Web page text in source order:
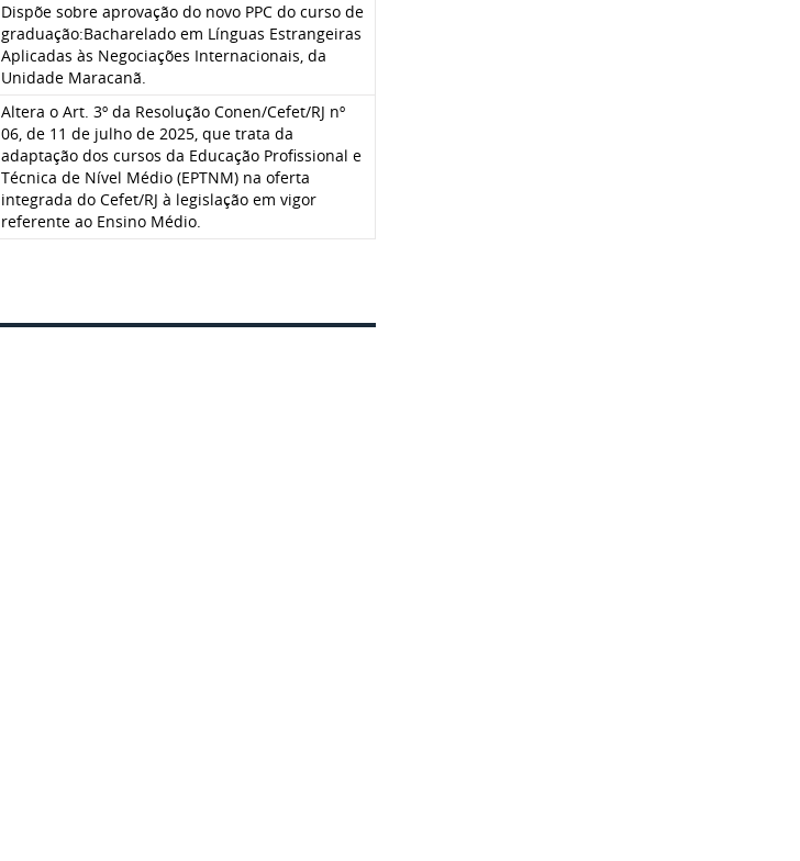
Dispõe sobre aprovação do novo PPC do curso de
graduação:Bacharelado em Línguas Estrangeiras
Aplicadas às Negociações Internacionais, da
Unidade Maracanã.
Altera o Art. 3º da Resolução Conen/Cefet/RJ nº
06, de 11 de julho de 2025, que trata da
adaptação dos cursos da Educação Profissional e
Técnica de Nível Médio (EPTNM) na oferta
integrada do Cefet/RJ à legislação em vigor
referente ao Ensino Médio.